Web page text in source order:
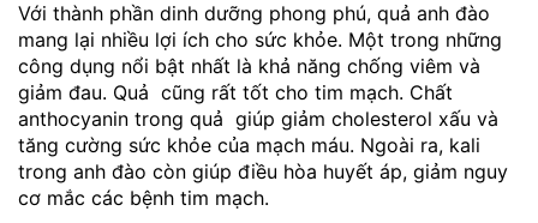
Với thành phần dinh dưỡng phong phú, quả anh đào
mang lại nhiều lợi ích cho sức khỏe. Một trong những
công dụng nổi bật nhất là khả năng chống viêm và
giảm đau. Quả cũng rất tốt cho tim mạch. Chất
anthocyanin trong quả giúp giảm cholesterol xấu và
tăng cường sức khỏe của mạch máu. Ngoài ra, kali
trong anh đào còn giúp điều hòa huyết áp, giảm nguy
cơ mắc các bệnh tim mạch.